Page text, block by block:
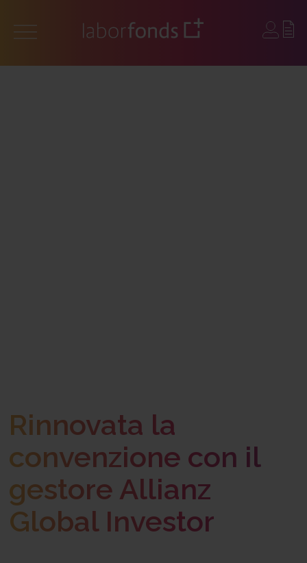
Rinnovata la
convenzione con il
gestore Allianz
Global Investor